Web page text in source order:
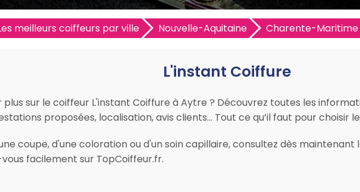
meilleurs coiffeurs par ville Nouvelle-Aquitaine Charente-Maritime
L'instant Coiffure
plus sur le coiffeur L'instant Coiffure à Aytre ? Découvrez toutes les
proposées, localisation, avis clients… Tout ce qu’il faut pour choisir
coupe, d'une coloration ou d'un soin capillaire, consultez dès
facilement sur TopCoiffeur.fr.